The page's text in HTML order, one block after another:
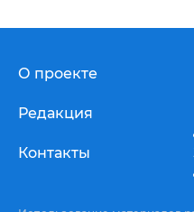
О проекте
Редакция
Контакты